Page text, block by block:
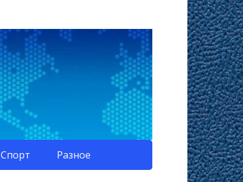
Спорт Разное